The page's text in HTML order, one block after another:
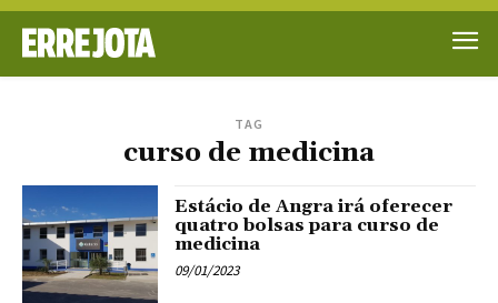
TAG
curso de medicina
Estácio de Angra irá oferecer
quatro bolsas para curso de
medicina
09/01/2023